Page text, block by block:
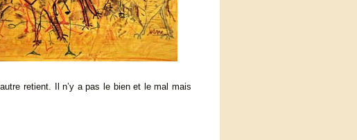
retient. Il n’y a pas le bien et le mal mais